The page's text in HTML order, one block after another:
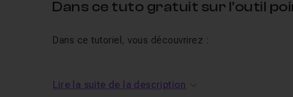
Dans ce tuto gratuit sur l'outil
Dans ce tutoriel, vous découvrirez :
L'ajout de texture,
Lire la suite de la description